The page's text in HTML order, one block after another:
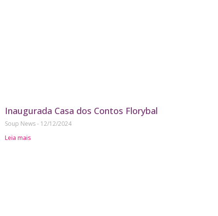
Inaugurada Casa dos Contos Florybal
Soup News
12/12/2024
Leia mais